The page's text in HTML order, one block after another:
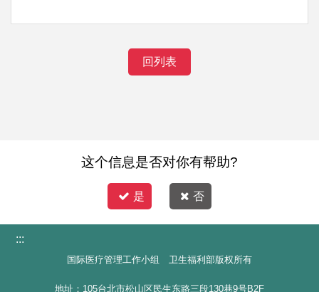
回列表
这个信息是否对你有帮助?
是 否
:::
国际医疗管理工作小组 卫生福利部版权所有
地址：105台北市松山区民生东路三段130巷9号B2F